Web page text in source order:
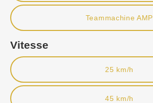
Teammachine AMP
Vitesse
25 km/h
45 km/h